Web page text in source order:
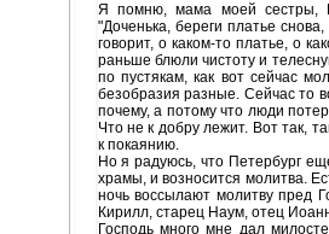
Я помню, мама моей сестры,
"Доченька, береги платье
говорит, о каком-то платье, о
раньше блюли чистоту и
по пустякам, как вот сейчас
безобразия разные. Сейчас то
почему, а потому что люди
Что не к добру лежит. Вот так,
к покаянию.
Но я радуюсь, что Петербург
храмы, и возносится молитва.
ночь воссылают молитву пред
Кирилл, старец Наум, отец
Господь много мне дал